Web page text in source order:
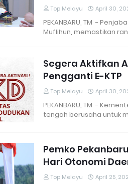
Top Melayu April 30,
PEKANBARU, TM -
Muflihun, memastikan
Segera Aktifkan
Pengganti E-KTP
Top Melayu April 30,
PEKANBARU, TM -
tengah berusaha untuk
Pemko
Hari Otonomi
Top Melayu April 25,